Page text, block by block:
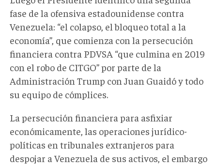
fase de la ofensiva estadounidense contra
Venezuela: “el colapso, el bloqueo total a la
economía”, que comienza con la persecución
financiera contra PDVSA “que culmina en 2019
con el robo de CITGO” por parte de la
Administración Trump con Juan Guaidó y todo
su equipo de cómplices.
La persecución financiera para asfixiar
económicamente, las operaciones jurídico-
políticas en tribunales extranjeros para
despojar a Venezuela de sus activos, el embargo